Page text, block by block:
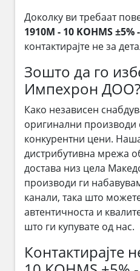
Доколку ви требаат
1910M - 10 KOHMS ±5%
контактирајте не за
Зошто да го
Импехрон ДОО?
Како независен
оригинални производи
конкурентни цени.
дистрибутивна мрежа
достава низ цела
производи ги
канали, така што
автентичноста и
што ги купувате од нас.
Контактирајте